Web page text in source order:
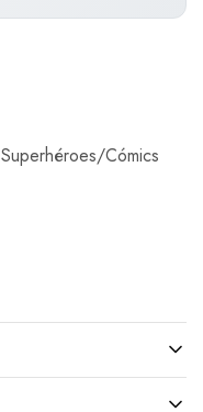
Superhéroes/Cómics